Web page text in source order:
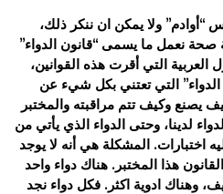
ولا يمكن ان ننكر ذلك،
صحة نعمل ما يسمى “قانون الدواء”
التي أقرت هذه القوانين،
الدواء” التي تعتني بكل شيء عن
يصنع وكيف تتم مراقبته والمختبر
لدينا، وحتى الدواء الذي يأتي من
اختبارات. المشكلة هي أنه لا يوجد
هذا المختبر. هناك دواء واحد
اي رديف، وهناك ادوية اكثر. فكل دواء نجد